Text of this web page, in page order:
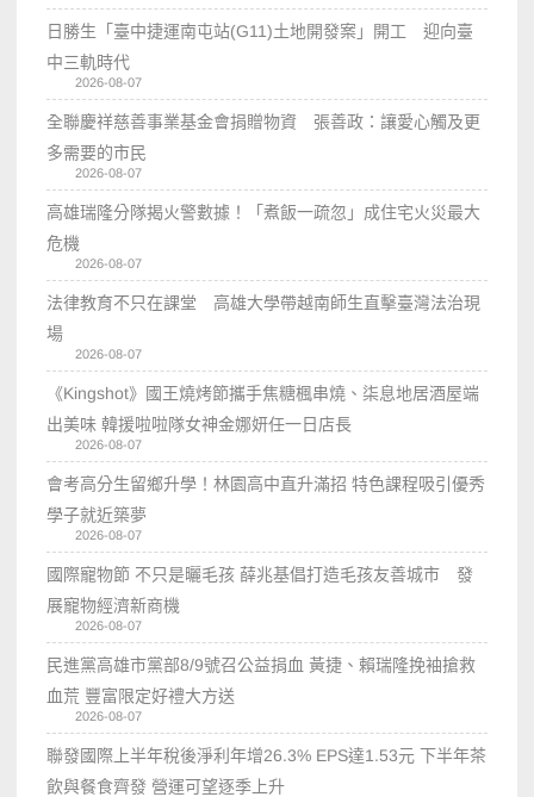
日勝生「臺中捷運南屯站(G11)土地開發案」開工 迎向臺
中三軌時代
2026-08-07
全聯慶祥慈善事業基金會捐贈物資 張善政：讓愛心觸及更
多需要的市民
2026-08-07
高雄瑞隆分隊揭火警數據！「煮飯一疏忽」成住宅火災最大
危機
2026-08-07
法律教育不只在課堂 高雄大學帶越南師生直擊臺灣法治現
場
2026-08-07
《Kingshot》國王燒烤節攜手焦糖楓串燒、柒息地居酒屋端
出美味 韓援啦啦隊女神金娜妍任一日店長
2026-08-07
會考高分生留鄉升學！林園高中直升滿招 特色課程吸引優秀
學子就近築夢
2026-08-07
國際寵物節 不只是曬毛孩 薛兆基倡打造毛孩友善城市 發
展寵物經濟新商機
2026-08-07
民進黨高雄市黨部8/9號召公益捐血 黃捷、賴瑞隆挽袖搶救
血荒 豐富限定好禮大方送
2026-08-07
聯發國際上半年稅後淨利年增26.3% EPS達1.53元 下半年茶
飲與餐食齊發 營運可望逐季上升